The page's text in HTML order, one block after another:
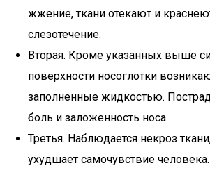
жжение, ткани отекают и
слезотечение.
Вторая. Кроме указанных выше
поверхности носоглотки
заполненные жидкостью.
боль и заложенность носа.
Третья. Наблюдается некроз
ухудшает самочувствие человека.